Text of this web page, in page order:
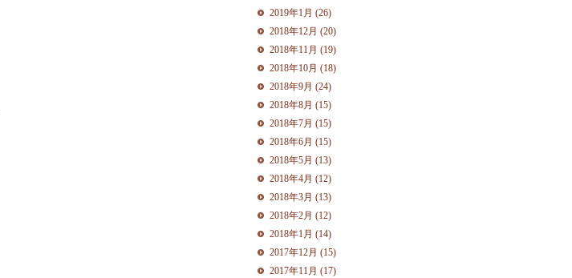
2019年1月 (26)
2018年12月 (20)
2018年11月 (19)
2018年10月 (18)
2018年9月 (24)
2018年8月 (15)
2018年7月 (15)
2018年6月 (15)
2018年5月 (13)
2018年4月 (12)
2018年3月 (13)
2018年2月 (12)
2018年1月 (14)
2017年12月 (15)
2017年11月 (17)